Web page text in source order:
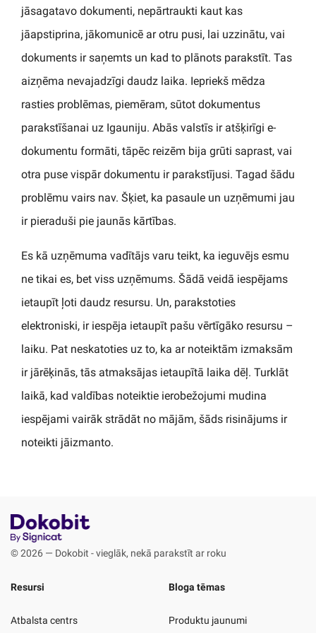
jāsagatavo dokumenti, nepārtraukti kaut kas
jāapstiprina, jākomunicē ar otru pusi, lai uzzinātu, vai
dokuments ir saņemts un kad to plānots parakstīt. Tas
aizņēma nevajadzīgi daudz laika. Iepriekš mēdza
rasties problēmas, piemēram, sūtot dokumentus
parakstīšanai uz Igauniju. Abās valstīs ir atšķirīgi e-
dokumentu formāti, tāpēc reizēm bija grūti saprast, vai
otra puse vispār dokumentu ir parakstījusi. Tagad šādu
problēmu vairs nav. Šķiet, ka pasaule un uzņēmumi jau
ir pieraduši pie jaunās kārtības.
Es kā uzņēmuma vadītājs varu teikt, ka ieguvējs esmu
ne tikai es, bet viss uzņēmums. Šādā veidā iespējams
ietaupīt ļoti daudz resursu. Un, parakstoties
elektroniski, ir iespēja ietaupīt pašu vērtīgāko resursu –
laiku. Pat neskatoties uz to, ka ar noteiktām izmaksām
ir jārēķinās, tās atmaksājas ietaupītā laika dēļ. Turklāt
laikā, kad valdības noteiktie ierobežojumi mudina
iespējami vairāk strādāt no mājām, šāds risinājums ir
noteikti jāizmanto.
© 2026 — Dokobit - vieglāk, nekā parakstīt ar roku
Resursi
Atbalsta centrs
Bloga tēmas
Produktu jaunumi